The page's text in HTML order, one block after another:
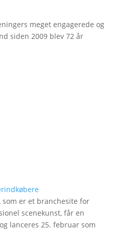
meget engagerede og
siden 2009 blev 72 år
som er et branchesite for
scenekunst, får en
lanceres 25. februar som